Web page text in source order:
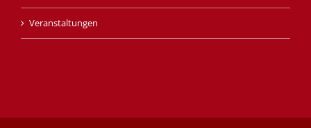
Veranstaltungen